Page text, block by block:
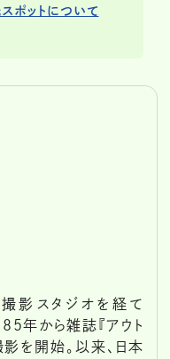
ポットについて
影スタジオを経て
年から雑誌『アウト
影を開始。以来、日本